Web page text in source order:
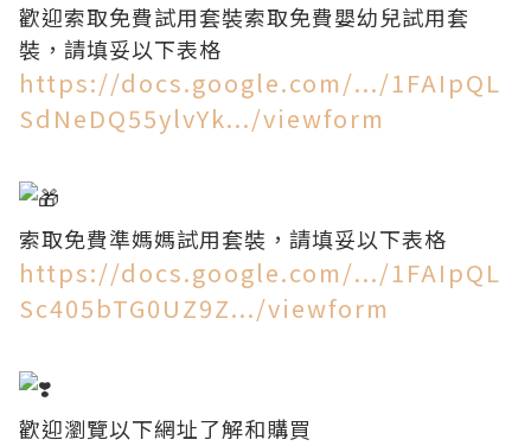
歡迎索取免費試用套裝索取免費嬰幼兒試用套
裝，請填妥以下表格
https://docs.google.com/.../1FAIpQL
SdNeDQ55ylvYk.../viewform
索取免費準媽媽試用套裝，請填妥以下表格
https://docs.google.com/.../1FAIpQL
Sc405bTG0UZ9Z.../viewform
歡迎瀏覽以下網址了解和購買